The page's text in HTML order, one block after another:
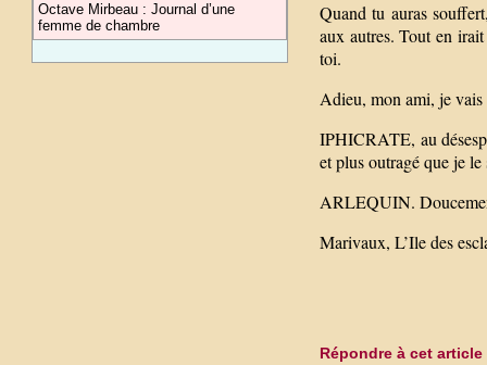
Octave Mirbeau : Journal d’une
femme de chambre
Quand tu auras
aux autres. Tout en
toi.
Adieu, mon ami, je vais
IPHICRATE, au
et plus outragé que je
ARLEQUIN.
Marivaux, L’Ile des
Répondre à cet article